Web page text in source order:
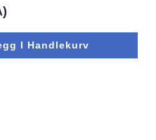
I Handlekurv